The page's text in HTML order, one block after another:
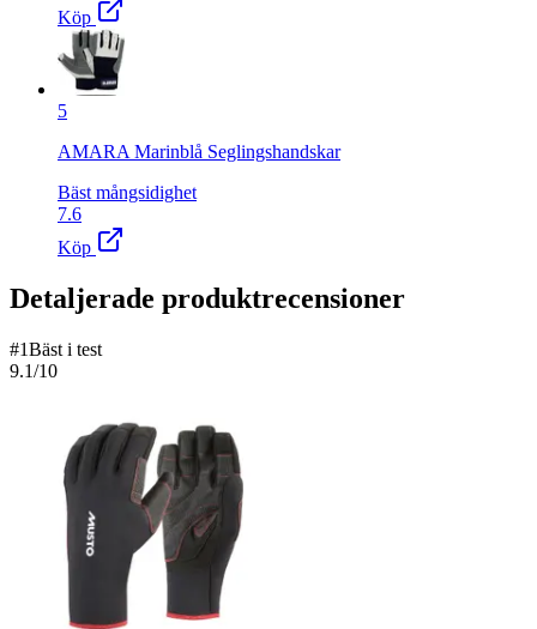
Köp
5
AMARA Marinblå Seglingshandskar
Bäst mångsidighet
7.6
Köp
Detaljerade produktrecensioner
#1Bäst i test
9.1/10